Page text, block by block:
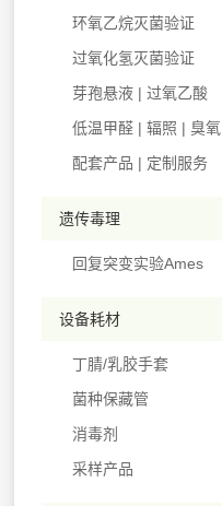
环氧乙烷灭菌验证
过氧化氢灭菌验证
芽孢悬液 | 过氧乙酸
低温甲醛 | 辐照 | 臭氧
配套产品 | 定制服务
遗传毒理
回复突变实验Ames
设备耗材
丁腈/乳胶手套
菌种保藏管
消毒剂
采样产品